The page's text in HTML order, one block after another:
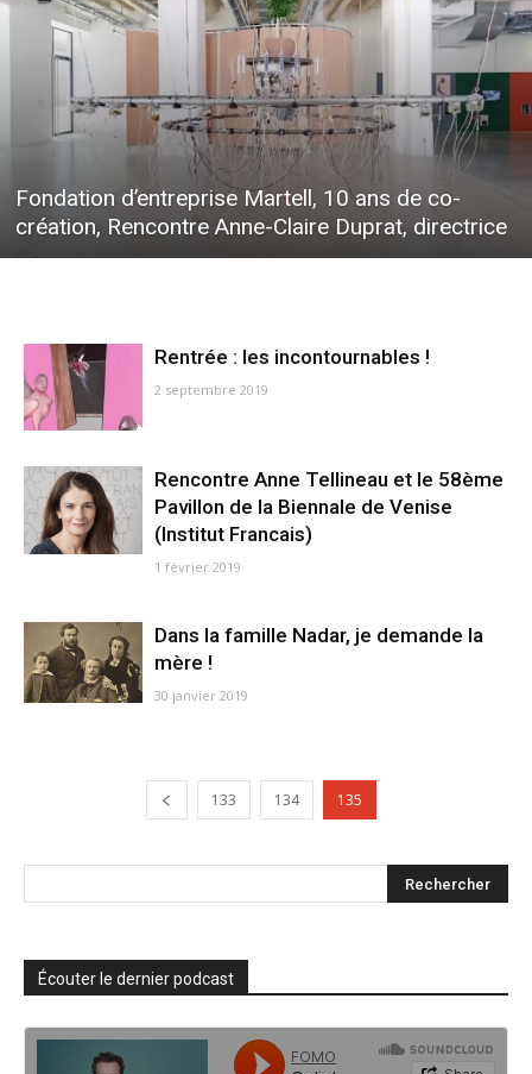
Fondation d’entreprise Martell, 10 ans de co-
création, Rencontre Anne-Claire Duprat, directrice
Rentrée : les incontournables !
2 septembre 2019
Rencontre Anne Tellineau et le 58ème
Pavillon de la Biennale de Venise
(Institut Francais)
1 février 2019
Dans la famille Nadar, je demande la
mère !
30 janvier 2019
133 134 135
Écouter le dernier podcast